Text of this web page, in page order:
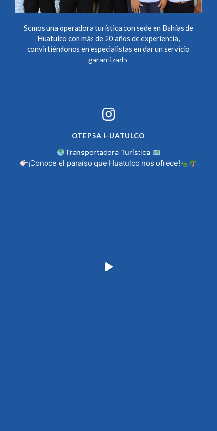
Somos una operadora turística con sede en Bahías de
Huatulco con más de 20 años de experiencia,
convirtiéndonos en especialistas en dar un servicio
garantizado.
OTEPSA HUATULCO
Transportadora Turística
¡Conoce el paraíso que Huatulco nos ofrece!